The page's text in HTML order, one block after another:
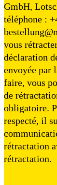
GmbH,
téléphone :
vous
déclaration
envoyée par
faire, vous
de
obligatoire.
respecté, il
rétractation
rétractation.